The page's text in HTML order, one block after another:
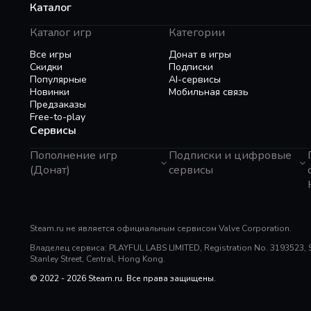
Каталог
Каталог игр
Все игры
Скидки
Популярные
Новинки
Предзаказы
Free-to-play
Категории
Донат в игры
Подписки
AI-сервисы
Мобильная связь
Сервисы
Пополнение игр
(Донат)
Genshin Impact
Super SUS
PUBG Mobile
Free Fire
Whiteout Survival
Подписки и цифровые
сервисы
Telegram Премиум
Rewarble
Razer Gold
Poppo Live
Steam.ru не является официальным сервисом Valve Corporation.
Владелец сервиса: PLAYFUL LABS LIMITED, Registration No.
Stanley Street, Central, Hong Kong.
© 2022 - 2026 Steam.ru. Все права защищены.